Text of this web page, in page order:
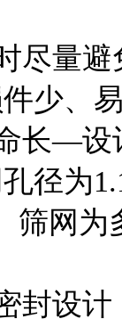
尽量避
少、
长—设
径为
筛网为
封设